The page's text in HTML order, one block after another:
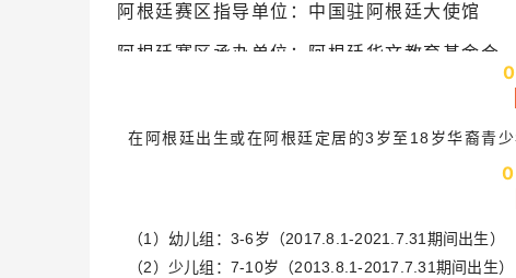
阿根廷赛区指导单位：中国驻阿根廷大使馆
阿根廷赛区承办单位：阿根廷华文教育基金会
文化协会、阿根廷中西双语公立学校、韩国第
学校、阿根廷华夏中文学校、阿根廷武术协会
育机构联合承办（排名不分前后）。
阿根廷赛区协办单位：各旅阿侨团（欢迎社团
阿根廷赛区支持媒体：旅阿各华文媒体
0
在阿根廷出生或在阿根廷定居的3岁至18岁华裔青
0
（1）幼儿组：3-6岁（2017.8.1-2021.7.31期间出生）
（2）少儿组：7-10岁（2013.8.1-2017.7.31期间出生）